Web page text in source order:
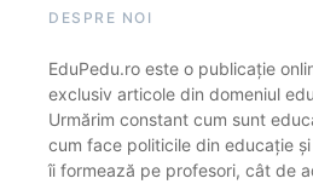
DESPRE NOI
EduPedu.ro este o publicație
exclusiv articole din domeniul
Urmărim constant cum sunt
cum face politicile din educație
îi formează pe profesori, cât de